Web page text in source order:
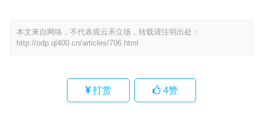
本文来自网络，不代表观云禾立场，转载请注明出处：
http://odp.ql400.cn/articles/706.html
打赏 4赞